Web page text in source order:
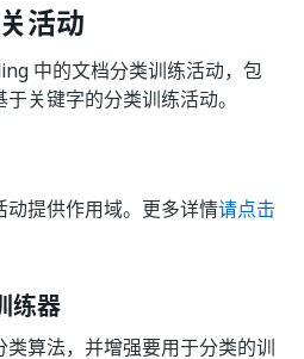
活动
中的文档分类训练活动，包
关键字的分类训练活动。
提供作用域。更多详情请点击
练器
算法，并增强要用于分类的训